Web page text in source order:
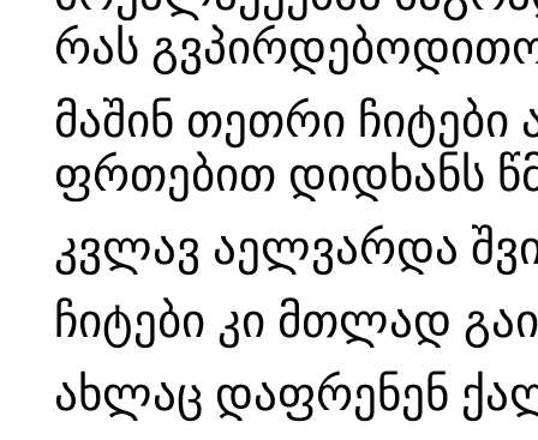
რას
მაშინ თეთრი ჩიტები
ფრთებით დიდხანს
კვლავ აელვარდა
ჩიტები კი მთლად
ახლაც დაფრენენ